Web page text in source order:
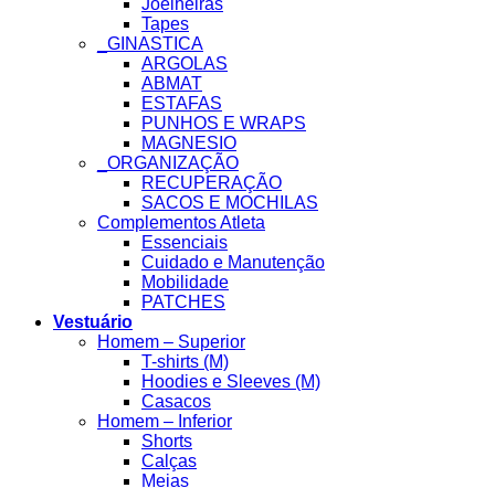
Tapes
_GINASTICA
ARGOLAS
ABMAT
ESTAFAS
PUNHOS E WRAPS
MAGNESIO
_ORGANIZAÇÃO
RECUPERAÇÃO
SACOS E MOCHILAS
Complementos Atleta
Essenciais
Cuidado e Manutenção
Mobilidade
PATCHES
Vestuário
Homem – Superior
T-shirts (M)
Hoodies e Sleeves (M)
Casacos
Homem – Inferior
Shorts
Calças
Meias